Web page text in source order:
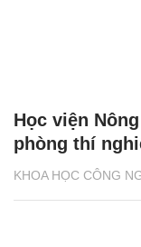
KHOA HỌC CÔNG
Học viện
phòng thí